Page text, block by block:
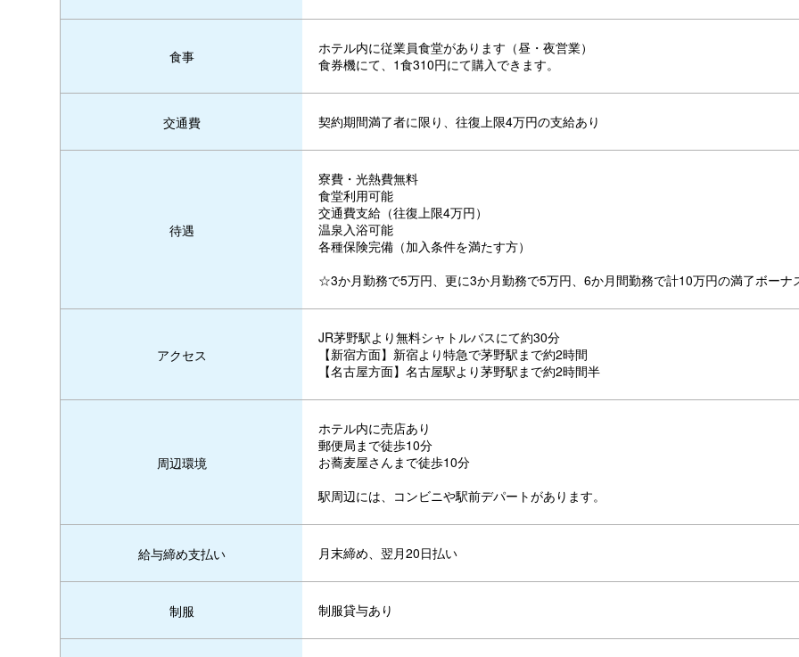
食事
ホテル内に従業員食堂があります（昼・夜営業）
食券機にて、1食310円にて購入できます。
交通費 契約期間満了者に限り、往復上限4万円の支給あり
待遇
寮費・光熱費無料
食堂利用可能
交通費支給（往復上限4万円）
温泉入浴可能
各種保険完備（加入条件を満たす方）
☆3か月勤務で5万円、更に3か月勤務で5万円、6か月間勤務で計10万円の満了ボー
アクセス
JR茅野駅より無料シャトルバスにて約30分
【新宿方面】新宿より特急で茅野駅まで約2時間
【名古屋方面】名古屋駅より茅野駅まで約2時間半
周辺環境
ホテル内に売店あり
郵便局まで徒歩10分
お蕎麦屋さんまで徒歩10分
駅周辺には、コンビニや駅前デパートがあります。
給与締め支払い 月末締め、翌月20日払い
制服 制服貸与あり